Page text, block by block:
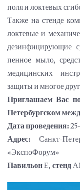
поля и локтевых
Также на стенде
локтевые и
дезинфицирующие
пенное мыло,
медицинских
защиты и многое
Приглашаем Вас
Петербургском
Дата проведения:
Адрес: Санкт-
«ЭкспоФорум»
ПавильонЕ, стенд